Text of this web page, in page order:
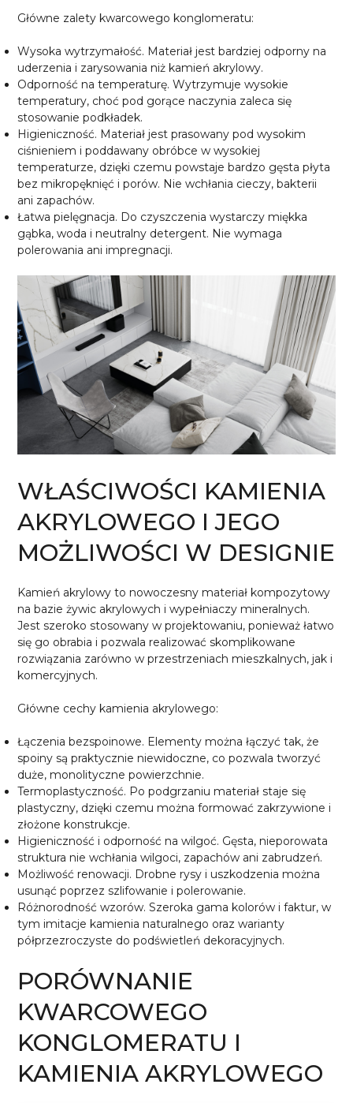
Główne zalety kwarcowego konglomeratu:
Wysoka wytrzymałość. Materiał jest bardziej odporny na
uderzenia i zarysowania niż kamień akrylowy.
Odporność na temperaturę. Wytrzymuje wysokie
temperatury, choć pod gorące naczynia zaleca się
stosowanie podkładek.
Higieniczność. Materiał jest prasowany pod wysokim
ciśnieniem i poddawany obróbce w wysokiej
temperaturze, dzięki czemu powstaje bardzo gęsta płyta
bez mikropęknięć i porów. Nie wchłania cieczy, bakterii
ani zapachów.
Łatwa pielęgnacja. Do czyszczenia wystarczy miękka
gąbka, woda i neutralny detergent. Nie wymaga
polerowania ani impregnacji.
WŁAŚCIWOŚCI KAMIENIA
AKRYLOWEGO I JEGO
MOŻLIWOŚCI W DESIGNIE
Kamień akrylowy to nowoczesny materiał kompozytowy
na bazie żywic akrylowych i wypełniaczy mineralnych.
Jest szeroko stosowany w projektowaniu, ponieważ łatwo
się go obrabia i pozwala realizować skomplikowane
rozwiązania zarówno w przestrzeniach mieszkalnych, jak i
komercyjnych.
Główne cechy kamienia akrylowego:
Łączenia bezspoinowe. Elementy można łączyć tak, że
spoiny są praktycznie niewidoczne, co pozwala tworzyć
duże, monolityczne powierzchnie.
Termoplastyczność. Po podgrzaniu materiał staje się
plastyczny, dzięki czemu można formować zakrzywione i
złożone konstrukcje.
Higieniczność i odporność na wilgoć. Gęsta, nieporowata
struktura nie wchłania wilgoci, zapachów ani zabrudzeń.
Możliwość renowacji. Drobne rysy i uszkodzenia można
usunąć poprzez szlifowanie i polerowanie.
Różnorodność wzorów. Szeroka gama kolorów i faktur, w
tym imitacje kamienia naturalnego oraz warianty
półprzezroczyste do podświetleń dekoracyjnych.
PORÓWNANIE
KWARCOWEGO
KONGLOMERATU I
KAMIENIA AKRYLOWEGO